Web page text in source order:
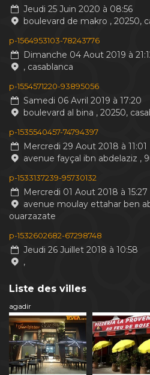
Jeudi 25 Juin 2020 à 08:56
boulevard de makro , 20250,
p-1564953103-78243776
Dimanche 04 Aout 2019 à
, casablanca
p-1554571220-93895056
Samedi 06 Avril 2019 à 17:20
boulevard al bina , 20250,
p-1535540457-74794397
Mercredi 29 Aout 2018 à 11:01
avenue fayçal ibn abdelaziz ,
p-1533137239-95730132
Mercredi 01 Aout 2018 à 15:27
avenue moulay ettahar ben
ouarzazate
p-1532602682-67298748
Jeudi 26 Juillet 2018 à 10:58
,
Liste des villes
agadir